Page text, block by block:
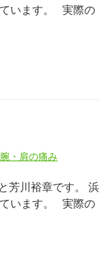
います。 実際の
腕・肩の痛み
芳川裕章です。 浜
います。 実際の